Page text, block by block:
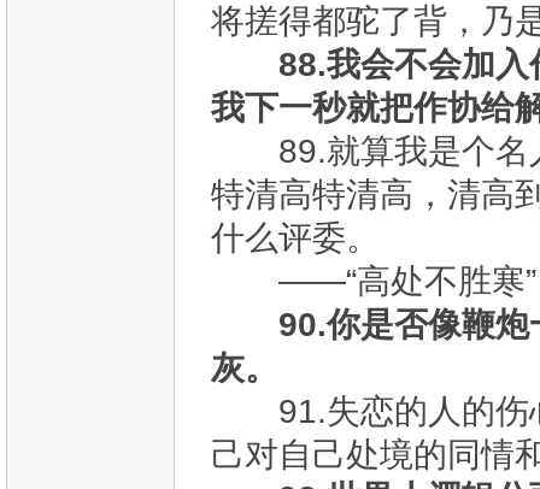
将搓得都驼了背，乃
88.我会不会加
我下一秒就把作协给
89.就算我是个名
特清高特清高，清高
什么评委。
——“高处不胜寒”
90.你是否像鞭
灰。
91.失恋的人的伤
己对自己处境的同情